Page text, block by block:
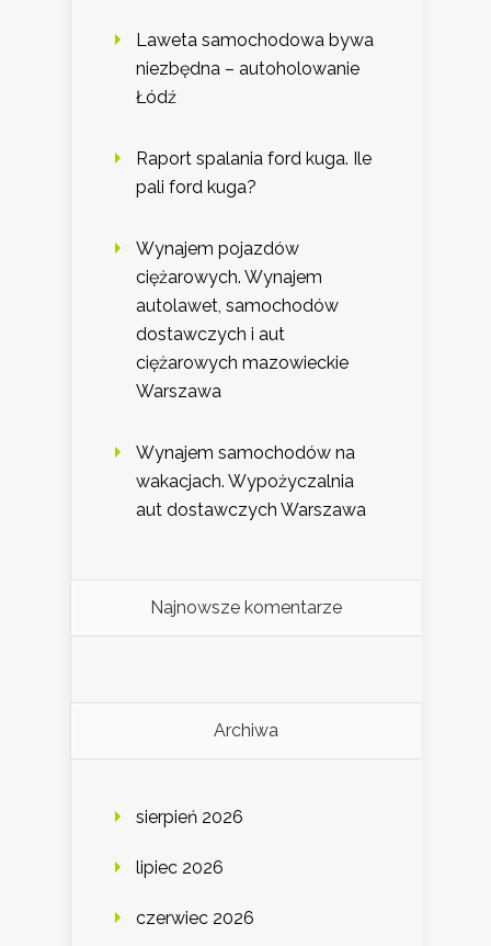
Laweta samochodowa bywa
niezbędna – autoholowanie
Łódź
Raport spalania ford kuga. Ile
pali ford kuga?
Wynajem pojazdów
ciężarowych. Wynajem
autolawet, samochodów
dostawczych i aut
ciężarowych mazowieckie
Warszawa
Wynajem samochodów na
wakacjach. Wypożyczalnia
aut dostawczych Warszawa
Najnowsze komentarze
Archiwa
sierpień 2026
lipiec 2026
czerwiec 2026